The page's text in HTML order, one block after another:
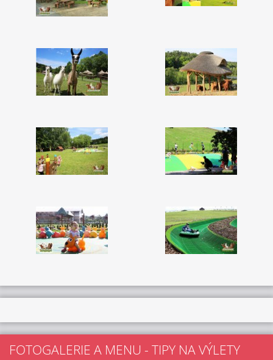
FOTOGALERIE A MENU - TIPY NA VÝLETY